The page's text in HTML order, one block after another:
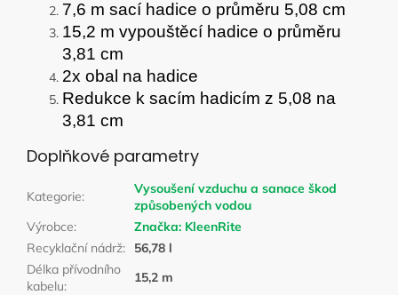
7,6 m sací hadice o průměru 5,08 cm
15,2 m vypouštěcí hadice o průměru
3,81 cm
2x obal na hadice
Redukce k sacím hadicím z 5,08 na
3,81 cm
Doplňkové parametry
Kategorie:
Vysoušení vzduchu a sanace škod
způsobených vodou
Výrobce: Značka: KleenRite
Recyklační nádrž:
56,78 l
Délka přívodního
kabelu:
15,2 m